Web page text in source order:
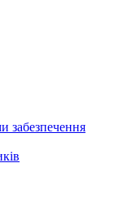
забезпечення